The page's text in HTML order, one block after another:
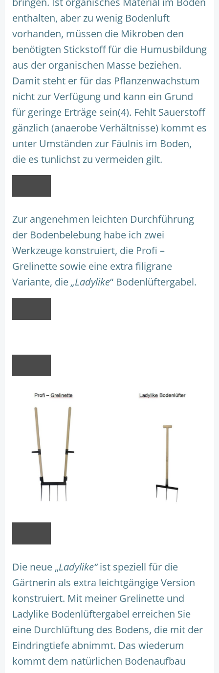
enthalten, aber zu wenig Bodenluft
vorhanden, müssen die Mikroben den
benötigten Stickstoff für die Humusbildung
aus der organischen Masse beziehen.
Damit steht er für das Pflanzenwachstum
nicht zur Verfügung und kann ein Grund
für geringe Erträge sein(4). Fehlt Sauerstoff
gänzlich (anaerobe Verhältnisse) kommt es
unter Umständen zur Fäulnis im Boden,
die es tunlichst zu vermeiden gilt.
Zur angenehmen leichten Durchführung
der Bodenbelebung habe ich zwei
Werkzeuge konstruiert, die Profi –
Grelinette sowie eine extra filigrane
Variante, die„Ladylike“ Bodenlüftergabel.
Die neue „Ladylike“ist speziell für die
Gärtnerin als extra leichtgängige Version
konstruiert. Mit meiner Grelinette und
Ladylike Bodenlüftergabel erreichen Sie
eine Durchlüftung des Bodens, die mit der
Eindringtiefe abnimmt. Das wiederum
kommt dem natürlichen Bodenaufbau